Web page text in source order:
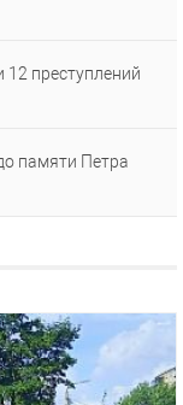
12 преступлений
памяти Петра